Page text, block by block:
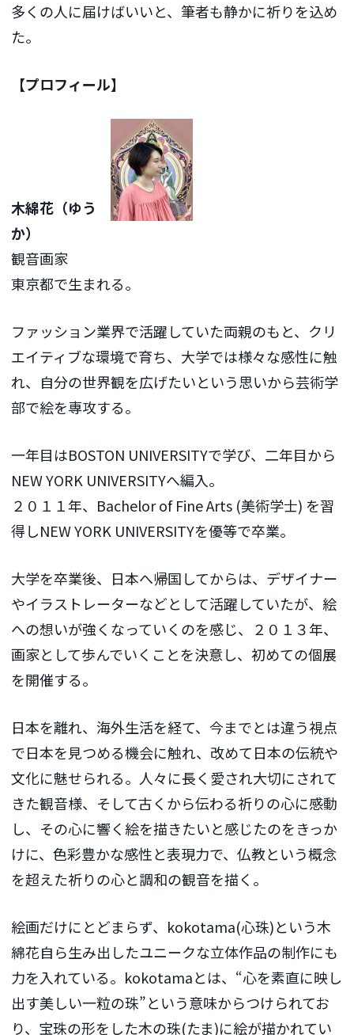
多くの人に届けばいいと、筆者も静かに祈りを込め
た。
【プロフィール】
木綿花（ゆう
か）
観音画家
東京都で生まれる。
ファッション業界で活躍していた両親のもと、クリ
エイティブな環境で育ち、大学では様々な感性に触
れ、自分の世界観を広げたいという思いから芸術学
部で絵を専攻する。
一年目はBOSTON UNIVERSITYで学び、二年目から
NEW YORK UNIVERSITYへ編入。
２０１１年、Bachelor of Fine Arts (美術学士) を習
得しNEW YORK UNIVERSITYを優等で卒業。
大学を卒業後、日本へ帰国してからは、デザイナー
やイラストレーターなどとして活躍していたが、絵
への想いが強くなっていくのを感じ、２０１３年、
画家として歩んでいくことを決意し、初めての個展
を開催する。
日本を離れ、海外生活を経て、今までとは違う視点
で日本を見つめる機会に触れ、改めて日本の伝統や
文化に魅せられる。人々に長く愛され大切にされて
きた観音様、そして古くから伝わる祈りの心に感動
し、その心に響く絵を描きたいと感じたのをきっか
けに、色彩豊かな感性と表現力で、仏教という概念
を超えた祈りの心と調和の観音を描く。
絵画だけにとどまらず、kokotama(心珠)という木
綿花自ら生み出したユニークな立体作品の制作にも
力を入れている。kokotamaとは、“心を素直に映し
出す美しい一粒の珠”という意味からつけられてお
り、宝珠の形をした木の珠(たま)に絵が描かれてい